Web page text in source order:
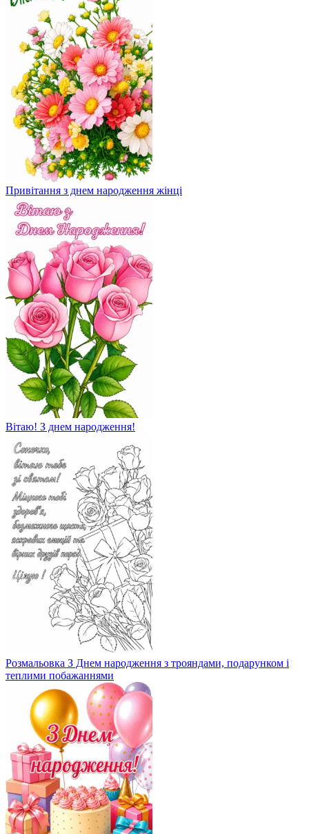
Привітання з днем народження жінці
Вітаю! З днем ​​народження!
Розмальовка З Днем народження з трояндами, подарунком і
теплими побажаннями